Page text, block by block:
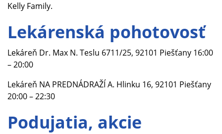
Kelly Family.
Lekárenská pohotovosť
Lekáreň Dr. Max N. Teslu 6711/25, 92101 Piešťany 16:00
– 20:00
Lekáreň NA PREDNÁDRAŽÍ A. Hlinku 16, 92101 Piešťany
20:00 – 22:30
Podujatia, akcie